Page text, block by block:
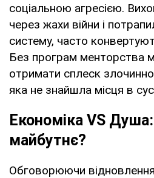
соціальною агресією.
через жахи війни і
систему, часто
Без програм менторства
отримати сплеск
яка не знайшла місця в
Економіка VS
майбутнє?
Обговорюючи